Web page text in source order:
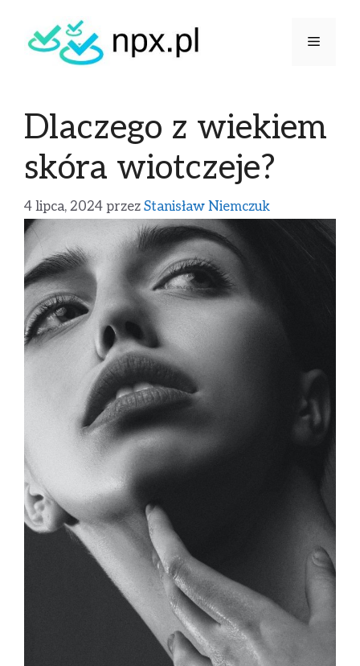
Dlaczego z wiekiem
skóra wiotczeje?
4 lipca, 2024 przez Stanisław Niemczuk